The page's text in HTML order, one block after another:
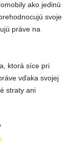
ako jedinú
svoje
práve na
ktorá síce pri
vďaka svojej
straty ani